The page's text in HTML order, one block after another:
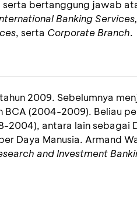
serta bertanggung jawab
Banking
, serta Corporate Branch.
2009. Sebelumnya
BCA (2004-2009). Beliau
2004), antara lain sebagai
Daya Manusia. Armand
and Investment